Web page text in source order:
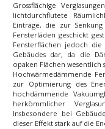
Grossflächige
lichtdurchflutete
Einträge, die zur
Fensterläden geschickt
Fensterflächen jedoch
Gebäudes dar, da die
opaken Flächen wesentlich
Hochwärmedämmende
zur Optimierung des
hochdämmende
herkömmlicher
Insbesondere bei
dieser Effekt stark auf die